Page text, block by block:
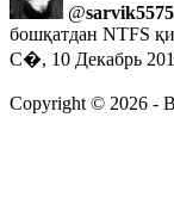
@sarvik5575
бошқатдан NTFS
С�, 10 Декабрь
Copyright © 2026 -